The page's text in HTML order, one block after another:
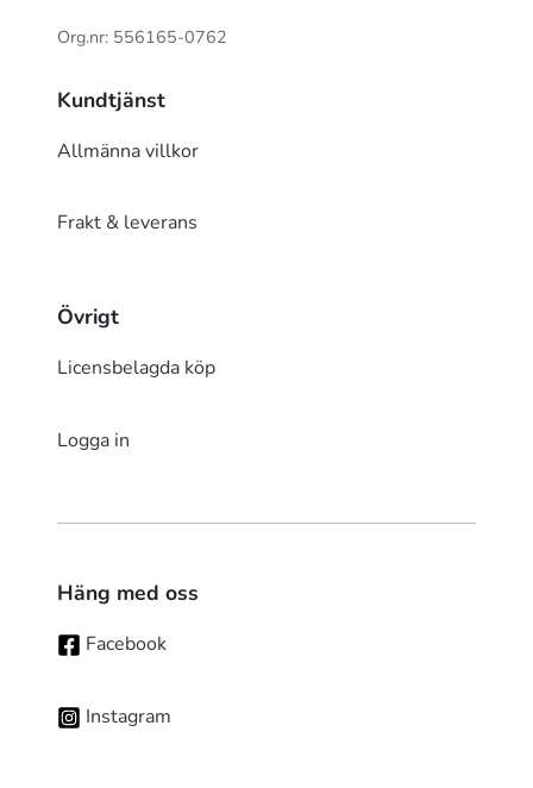
Org.nr: 556165-0762
Kundtjänst
Allmänna villkor
Frakt & leverans
Övrigt
Licensbelagda köp
Logga in
Häng med oss
Facebook
Instagram